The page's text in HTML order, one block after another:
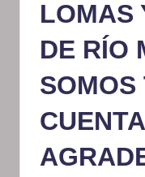
LOMAS
DE RÍO
SOMOS